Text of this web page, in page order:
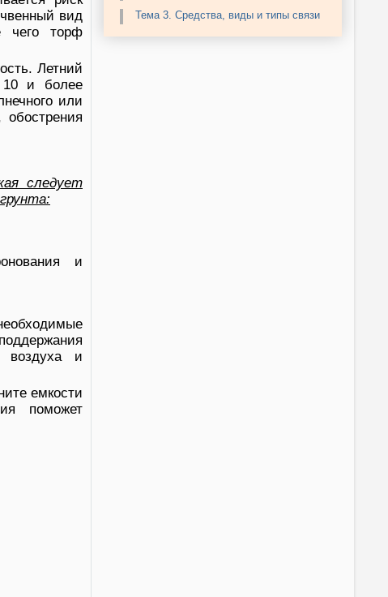
вид
чего торф
Летний
10 и более
или
следует
и
воздуха и
емкости
поможет
Тема 3. Средства, виды и типы связи